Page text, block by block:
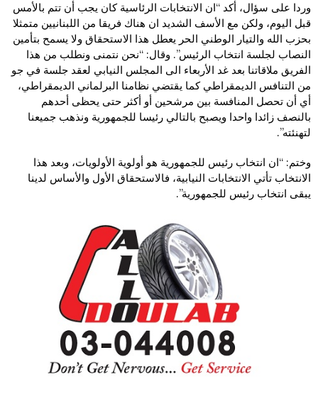
وردا على سؤال، أكد “ان الانتخابات الرئاسية كان يجب أن تتم بالأمس
قبل اليوم، ولكن مع الأسف الشديد ان هناك فريقا من اللبنانيين متمثلا
بحزب الله والتيار الوطني الحر يعطل هذا الاستحقاق ولا يسمح بتأمين
النصاب لجلسة انتخاب الرئيس”. وقال: “نحن نتمنى ونطلب من هذا
الفريق ملاقاتنا بعد غد الأربعاء الى المجلس النيابي لعقد جلسة في جو
من التنافس الديمقراطي كما يقتضي نظامنا البرلماني الديمقراطي،
أي أن تحصل المنافسة بين مرشحين أو أكثر حتى يحظى أحدهم
بالنصف زائدا واحدا ويصبح بالتالي رئيسا للجمهورية ونذهب جميعنا
لتهنئته”.
وختم: “ان انتخاب رئيس للجمهورية هو أولوية الأولويات، وبعد هذا
الانتخاب تأتي الانتخابات النيابية، فالاستحقاق الأول والأساس لدينا
يبقى انتخاب رئيس للجمهورية”.